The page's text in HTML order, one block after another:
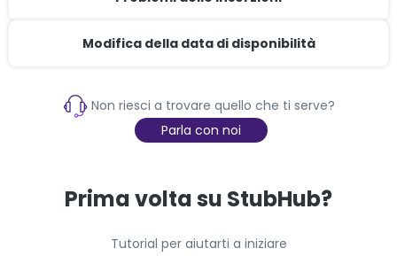
Modifica della data di disponibilità
Non riesci a trovare quello che ti serve?
Parla con noi
Prima volta su StubHub?
Tutorial per aiutarti a iniziare